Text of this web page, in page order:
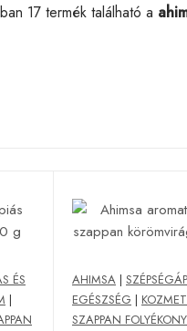
17 termék található a
ÉS
|
AHIMSA |
EGÉSZSÉG |
SZAPPAN